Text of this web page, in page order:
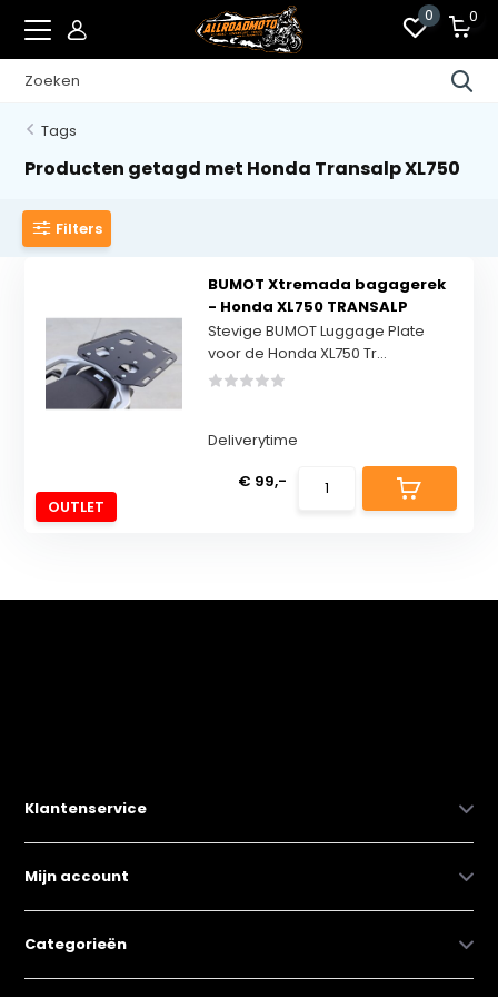
0 0
Tags
Producten getagd met Honda Transalp XL750
Filters
OUTLET
BUMOT Xtremada bagagerek
- Honda XL750 TRANSALP
Stevige BUMOT Luggage Plate
voor de Honda XL750 Tr...
Deliverytime
€ 99,-
Klantenservice
Mijn account
Categorieën